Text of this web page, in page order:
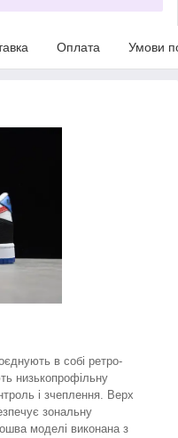
Оплата Умови
в собі ретро-
низькопрофільну
і зчеплення. Верх
зональну
моделі виконана з